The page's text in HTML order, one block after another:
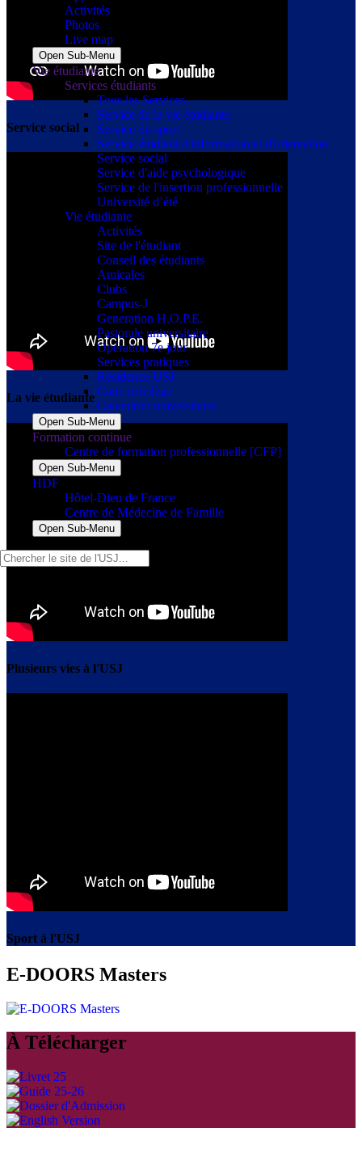
Activités
Photos
Live map
Open Sub-Menu
Vie étudiante
Services étudiants
Tous les Services
Service de la vie étudiante
Service du sport
Service étudiant d'information et d'orientation
Service social
Service d'aide psychologique
Service de l'insertion professionnelle
Université d’été
Vie étudiante
Activités
Site de l'étudiant
Conseil des étudiants
Amicales
Clubs
Campus-J
Generation H.O.P.E.
Pastorale universitaire
Opération 7e jour
Services pratiques
Résidence USJ
Carte privilège
Calendrier universitaire
Open Sub-Menu
Formation continue
Centre de formation professionnelle [CFP]
Open Sub-Menu
HDF
Hôtel-Dieu de France
Centre de Médecine de Famille
Open Sub-Menu
Service social
La vie étudiante
Plusieurs vies à l'USJ
Sport à l'USJ
E-DOORS Masters
À Télécharger